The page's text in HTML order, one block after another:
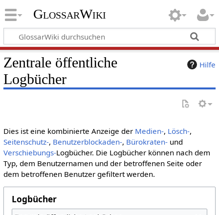
GlossarWiki
Hilfe
Zentrale öffentliche
Logbücher
Dies ist eine kombinierte Anzeige der Medien-, Lösch-,
Seitenschutz-, Benutzerblockaden-, Bürokraten-und
Verschiebungs-Logbücher. Die Logbücher können nach dem
Typ, dem Benutzernamen und der betroffenen Seite oder
dem betroffenen Benutzer gefiltert werden.
Logbücher